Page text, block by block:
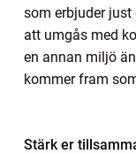
som erbjuder just
att umgås med
en annan miljö
kommer fram
Stärk er